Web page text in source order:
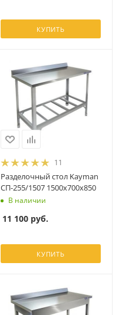
КУПИТЬ
11
Разделочный стол Kayman
СП-255/1507 1500х700х850
В наличии
11 100 руб.
КУПИТЬ